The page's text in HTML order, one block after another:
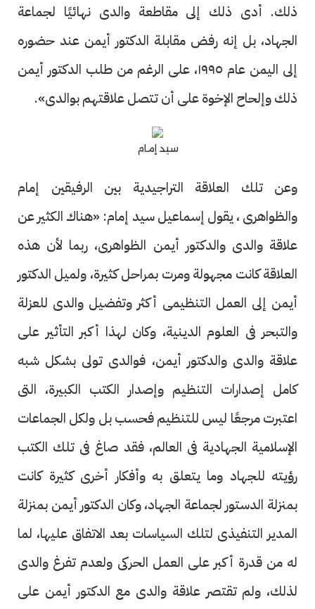
ذلك. أدى ذلك إلى مقاطعة والدى نهائيًا لجماعة
الجهاد، بل إنه رفض مقابلة الدكتور أيمن عند حضوره
إلى اليمن عام ١٩٩٥، على الرغم من طلب الدكتور أيمن
ذلك وإلحاح الإخوة على أن تتصل علاقتهم بوالدى».
سيد إمام
وعن تلك العلاقة التراجيدية بين الرفيقين إمام
والظواهرى ، يقول إسماعيل سيد إمام: «هناك الكثير عن
علاقة والدى والدكتور أيمن الظواهرى، ربما لأن هذه
العلاقة كانت مجهولة ومرت بمراحل كثيرة، ولميل الدكتور
أيمن إلى العمل التنظيمى أكثر وتفضيل والدى للعزلة
والتبحر فى العلوم الدينية، وكان لهذا أكبر التأثير على
علاقة والدى والدكتور أيمن، فوالدى تولى بشكل شبه
كامل إصدارات التنظيم وإصدار الكتب الكبيرة، التى
اعتبرت مرجعًا ليس للتنظيم فحسب بل ولكل الجماعات
الإسلامية الجهادية فى العالم، فقد صاغ فى تلك الكتب
رؤيته للجهاد وما يتعلق به وأفكار أخرى كثيرة كانت
بمنزلة الدستور لجماعة الجهاد، وكان الدكتور أيمن بمنزلة
المدير التنفيذى لتلك السياسات بعد الاتفاق عليها، لما
له من قدرة أكبر على العمل الحركى ولعدم تفرغ والدى
لذلك، ولم تقتصر علاقة والدى مع الدكتور أيمن على